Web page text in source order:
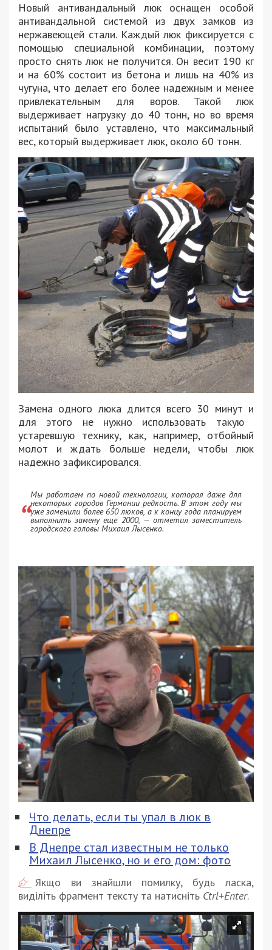
Новый антивандальный люк оснащен особой
антивандальной системой из двух замков из
нержавеющей стали. Каждый люк фиксируется с
помощью специальной комбинации, поэтому
просто снять люк не получится. Он весит 190 кг
и на 60% состоит из бетона и лишь на 40% из
чугуна, что делает его более надежным и менее
привлекательным для воров. Такой люк
выдерживает нагрузку до 40 тонн, но во время
испытаний было уставлено, что максимальный
вес, который выдерживает люк, около 60 тонн.
Замена одного люка длится всего 30 минут и
для этого не нужно использовать такую ​​
устаревшую технику, как, например, отбойный
молот и ждать больше недели, чтобы люк
надежно зафиксировался.
Мы работаем по новой технологии, которая даже для
некоторых городов Германии редкость. В этом году мы
уже заменили более 650 люков, а к концу года планируем
выполнить замену еще 2000, — отметил заместитель
городского головы Михаил Лысенко.
Что делать, если ты упал в люк в
Днепре
В Днепре стал известным не только
Михаил Лысенко, но и его дом: фото
Якщо ви знайшли помилку, будь ласка,
виділіть фрагмент тексту та натисніть Ctrl+Enter.